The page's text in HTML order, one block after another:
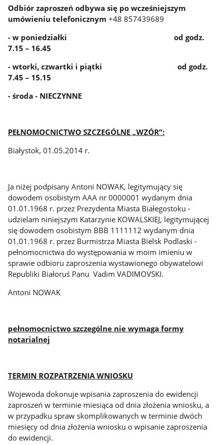
Odbiór zaproszeń odbywa się po wcześniejszym
umówieniu telefonicznym +48 857439689
- w poniedziałki od godz.
7.15 – 16.45
- wtorki, czwartki i piątki od godz.
7.45 – 15.15
- środa - NIECZYNNE
PEŁNOMOCNICTWO SZCZEGÓLNE „WZÓR”:
Białystok, 01.05.2014 r.
Ja niżej podpisany Antoni NOWAK, legitymujący się
dowodem osobistym AAA nr 0000001 wydanym dnia
01.01.1968 r. przez Prezydenta Miasta Białegostoku -
udzielam niniejszym Katarzynie KOWALSKIEJ, legitymującej
się dowodem osobistym BBB 1111112 wydanym dnia
01.01.1968 r. przez Burmistrza Miasta Bielsk Podlaski -
pełnomocnictwa do występowania w moim imieniu w
sprawie odbioru zaproszenia wystawionego obywatelowi
Republiki Białoruś Panu Vadim VADIMOVSKI.
Antoni NOWAK
pełnomocnictwo szczególne nie wymaga formy
notarialnej
TERMIN ROZPATRZENIA WNIOSKU
Wojewoda dokonuje wpisania zaproszenia do ewidencji
zaproszeń w terminie miesiąca od dnia złożenia wniosku, a
w przypadku spraw skomplikowanych w terminie dwóch
miesięcy od dnia złożenia wniosku o wpisanie zaproszenia
do ewidencji.